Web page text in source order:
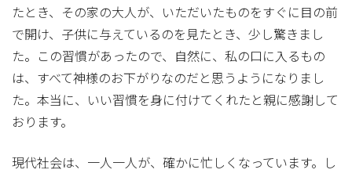
たとき、その家の大人が、いただいたものをすぐに目の前
で開け、子供に与えているのを見たとき、少し驚きまし
た。この習慣があったので、自然に、私の口に入るもの
は、すべて神様のお下がりなのだと思うようになりまし
た。本当に、いい習慣を身に付けてくれたと親に感謝して
おります。
現代社会は、一人一人が、確かに忙しくなっています。し